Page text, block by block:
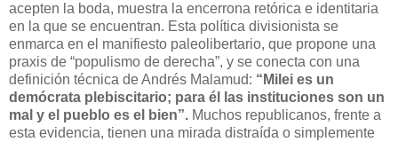
acepten la boda, muestra la encerrona retórica e identitaria
en la que se encuentran. Esta política divisionista se
enmarca en el manifiesto paleolibertario, que propone una
praxis de “populismo de derecha”, y se conecta con una
definición técnica de Andrés Malamud: “Milei es un
demócrata plebiscitario; para él las instituciones son un
mal y el pueblo es el bien”. Muchos republicanos, frente a
esta evidencia, tienen una mirada distraída o simplemente